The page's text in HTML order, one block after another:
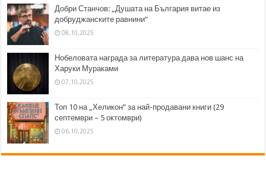
Добри Станчов: „Душата на България витае из
добруджанските равнини“
08.10.2025
Нобеловата награда за литература дава нов шанс на
Харуки Мураками
07.10.2025
Топ 10 на „Хеликон” за най-продавани книги (29
септември – 5 октомври)
06.10.2025